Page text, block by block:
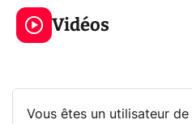
Vidéos
jeux dans la
prochaine Xbox !
Vous êtes un utilisateur de